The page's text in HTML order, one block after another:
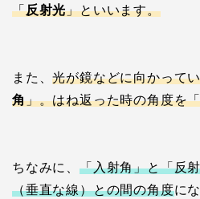
「反射光」といいます。
また、光が鏡などに向かって
角」。はね返った時の角度を
ちなみに、 「入射角」と「反
（垂直な線）との間の角度に